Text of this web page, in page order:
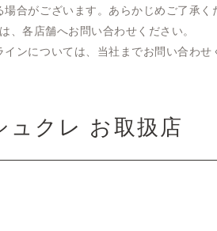
合がございます。あらかじめご了承く
、各店舗へお問い合わせください。
ンについては、当社までお問い合わせ
ュクレ お取扱店